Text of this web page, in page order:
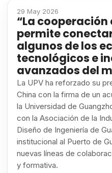
29 May 2026
“La cooperación
permite
algunos de los
tecnológicos e
avanzados del
La UPV ha reforzado su
China con la firma de un
la Universidad de
con la Asociación de la
Diseño de Ingeniería de
institucional al Puerto de
nuevas líneas de
y formativa.